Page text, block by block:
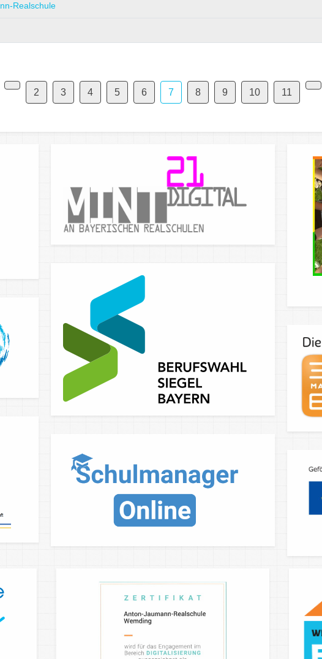
Realschule
2 3 4 5 6 7 8 9 10 11